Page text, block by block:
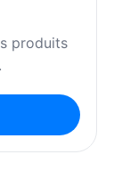
produits